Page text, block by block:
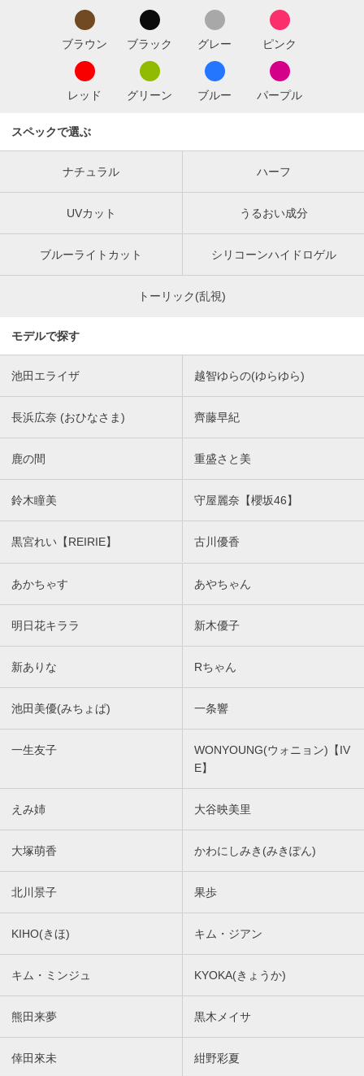
ブラウン ブラック グレー ピンク
レッド グリーン ブルー パープル
スペックで選ぶ
ナチュラル ハーフ
UVカット うるおい成分
ブルーライトカット シリコーンハイドロゲル
トーリック(乱視)
モデルで探す
池田エライザ 越智ゆらの(ゆらゆら)
長浜広奈 (おひなさま) 齊藤早紀
鹿の間 重盛さと美
鈴木瞳美 守屋麗奈【櫻坂46】
黒宮れい【REIRIE】 古川優香
あかちゃす あやちゃん
明日花キララ 新木優子
新ありな Rちゃん
池田美優(みちょぱ) 一条響
一生友子
WONYOUNG(ウォニョン)【IV
E】
えみ姉 大谷映美里
大塚萌香 かわにしみき(みきぽん)
北川景子 果歩
KIHO(きほ) キム・ジアン
キム・ミンジュ KYOKA(きょうか)
熊田来夢 黒木メイサ
倖田來未 紺野彩夏